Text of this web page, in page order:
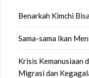
Benarkah Kimchi
Sama-sama Ikan
Krisis Kemanusiaan
Migrasi dan